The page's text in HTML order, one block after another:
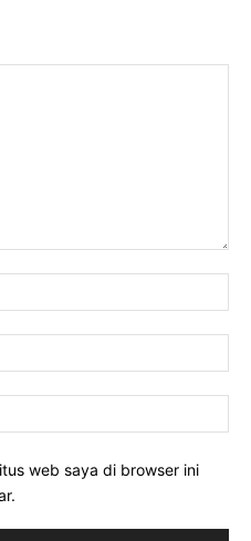
web saya di browser ini